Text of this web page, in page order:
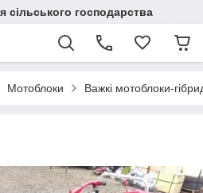
сільського господарства
Мотоблоки Важкі мотоблоки-